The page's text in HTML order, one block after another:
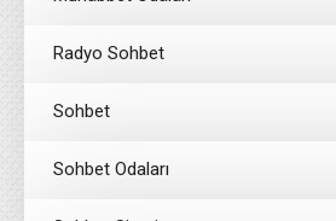
Radyo Sohbet
Sohbet
Sohbet Odaları